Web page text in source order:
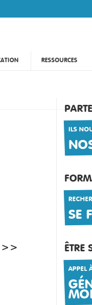
RESSOURCES
ILS
SE
ÊTRE
APPEL